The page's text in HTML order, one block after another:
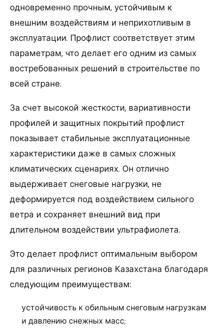
одновременно прочным, устойчивым к
внешним воздействиям и неприхотливым в
эксплуатации. Профлист соответствует этим
параметрам, что делает его одним из самых
востребованных решений в строительстве по
всей стране.
За счет высокой жесткости, вариативности
профилей и защитных покрытий профлист
показывает стабильные эксплуатационные
характеристики даже в самых сложных
климатических сценариях. Он отлично
выдерживает снеговые нагрузки, не
деформируется под воздействием сильного
ветра и сохраняет внешний вид при
длительном воздействии ультрафиолета.
Это делает профлист оптимальным выбором
для различных регионов Казахстана благодаря
следующим преимуществам:
устойчивость к обильным снеговым нагрузкам
и давлению снежных масс;